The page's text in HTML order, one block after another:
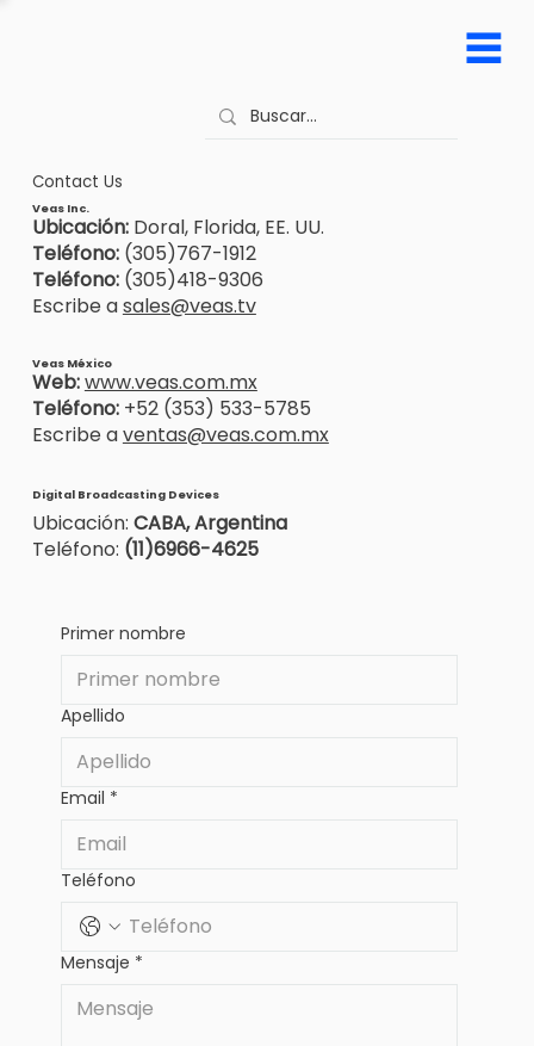
Contact Us
Primer nombre
Apellido
Email *
Teléfono
Mensaje *
Veas Inc.
Ubicación:Doral, Florida, EE. UU.
Teléfono:(305)767-1912
Teléfono:(305)418-9306
Escribe asales@veas.tv
Veas México
Web:www.veas.com.mx
Teléfono:+52 (353) 533-5785
Escribe aventas@veas.com.mx
Digital Broadcasting Devices
Ubicación: CABA, Argentina
Teléfono: (11)6966-4625